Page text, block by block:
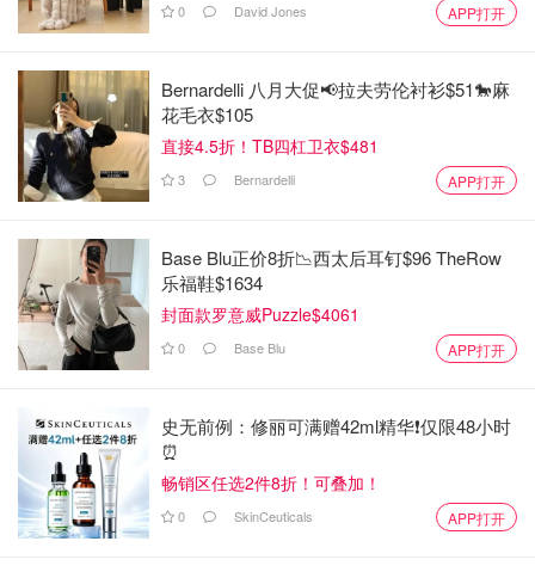
0 David Jones APP打开
Bernardelli 八月大促📢拉夫劳伦衬衫$51🐎麻
花毛衣$105
直接4.5折！TB四杠卫衣$481
3 Bernardelli APP打开
Base Blu正价8折📉西太后耳钉$96 TheRow
乐福鞋$1634
封面款罗意威Puzzle$4061
0 Base Blu APP打开
史无前例：修丽可满赠42ml精华❗️仅限48小时
⏰️
畅销区任选2件8折！可叠加！
0 SkinCeuticals APP打开